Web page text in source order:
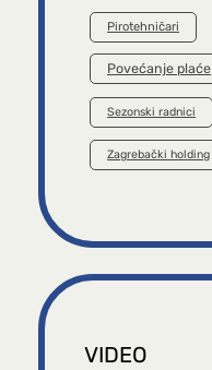
Pirotehničari
Povećanje plaće
Sezonski radnici
Zagrebački holding
VIDEO